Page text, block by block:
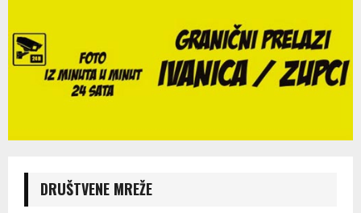
DRUŠTVENE MREŽE